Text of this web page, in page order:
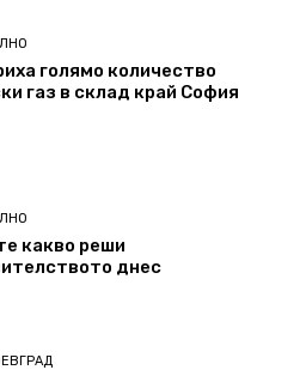
голямо количество
газ в склад край София
какво реши
днес